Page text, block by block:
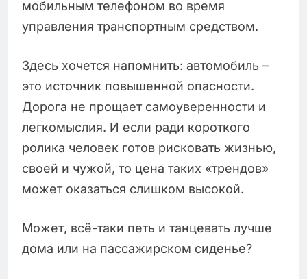
мобильным телефоном во время
управления транспортным средством.
Здесь хочется напомнить: автомобиль –
это источник повышенной опасности.
Дорога не прощает самоуверенности и
легкомыслия. И если ради короткого
ролика человек готов рисковать жизнью,
своей и чужой, то цена таких «трендов»
может оказаться слишком высокой.
Может, всё-таки петь и танцевать лучше
дома или на пассажирском сиденье?